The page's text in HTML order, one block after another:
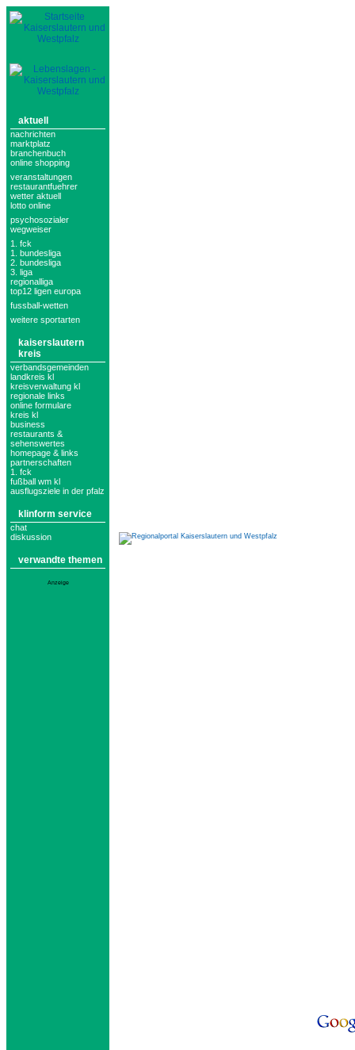
aktuell
nachrichten
marktplatz
branchenbuch
online shopping
veranstaltungen
restaurantfuehrer
wetter aktuell
lotto online
psychosozialer
wegweiser
1. fck
1. bundesliga
2. bundesliga
3. liga
regionalliga
top12 ligen europa
fussball-wetten
weitere sportarten
kaiserslautern
kreis
verbandsgemeinden
landkreis kl
kreisverwaltung kl
regionale links
online formulare
kreis kl
business
restaurants &
sehenswertes
homepage & links
partnerschaften
1. fck
fußball wm kl
ausflugsziele in der pfalz
klinform service
chat
diskussion
verwandte themen
Anzeige